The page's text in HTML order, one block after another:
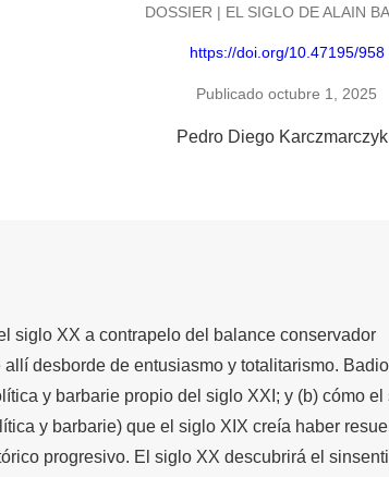
DOSSIER | EL SIGLO DE ALAIN
https://doi.org/10.47195/958
Publicado octubre 1, 2025
Pedro Diego Karczmarczyk
siglo XX a contrapelo del balance conservador
desborde de entusiasmo y totalitarismo.
y barbarie propio del siglo XXI; y (b) cómo el
y barbarie) que el siglo XIX creía haber
progresivo. El siglo XX descubrirá el